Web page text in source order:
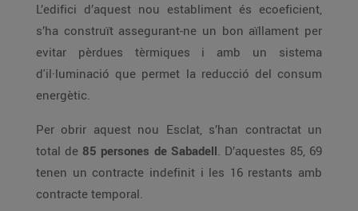
L’edifici d’aquest nou establiment és ecoeficient,
s’ha construït assegurant-ne un bon aïllament per
evitar pèrdues tèrmiques i amb un sistema
d'il·luminació que permet la reducció del consum
energètic.
Per obrir aquest nou Esclat, s’han contractat un
total de 85 persones de Sabadell. D’aquestes 85, 69
tenen un contracte indefinit i les 16 restants amb
contracte temporal.